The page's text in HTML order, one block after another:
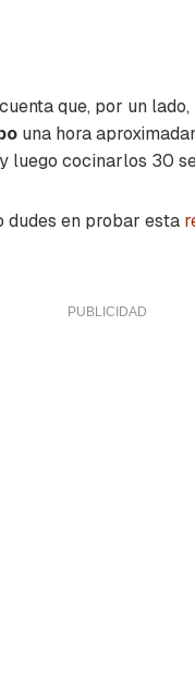
que, por un
una hora
luego cocinarlos 30
dudes en probar esta